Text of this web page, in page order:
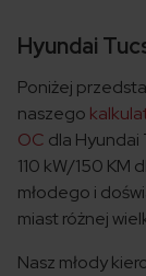
Hyundai
Poniżej
naszego
OC dla Hyundai
110 kW/150 KM
młodego i
miast różnej
Nasz młody